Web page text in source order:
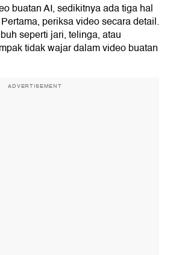
buatan AI, sedikitnya ada tiga hal
periksa video secara detail.
seperti jari, telinga, atau
tidak wajar dalam video buatan
ADVERTISEMENT